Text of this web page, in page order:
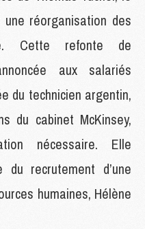
réorganisation des
Cette refonte de
aux salariés
du technicien argentin,
du cabinet McKinsey,
nécessaire. Elle
du recrutement d’une
humaines, Hélène